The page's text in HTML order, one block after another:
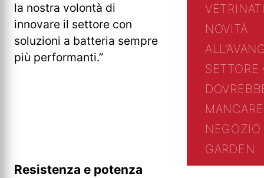
la nostra volontà di
innovare il settore con
soluzioni a batteria sempre
più performanti.”
Resistenza e potenza
VETRINA
NOVITÀ
GARDEN